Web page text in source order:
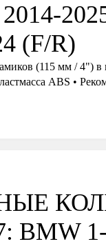
(F/R)
(115 мм /
ABS •
BMW